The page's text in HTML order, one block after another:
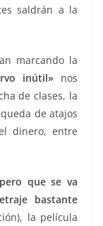
saldrán a la
marcando la
inútil» nos
de clases, la
de atajos
dinero, entre
que se va
bastante
la película